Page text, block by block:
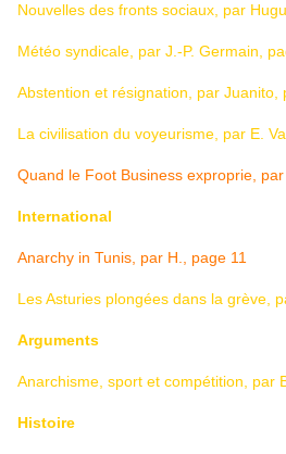
Nouvelles des fronts sociaux, par
Météo syndicale, par J.-P. Germain,
Abstention et résignation, par Juanito,
La civilisation du voyeurisme, par E.
Quand le Foot Business exproprie,
International
Anarchy in Tunis, par H., page 11
Les Asturies plongées dans la grève,
Arguments
Anarchisme, sport et compétition, par
Histoire